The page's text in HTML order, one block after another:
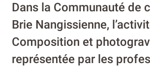
Dans la Communauté de
Brie Nangissienne,
Composition et
représentée par les